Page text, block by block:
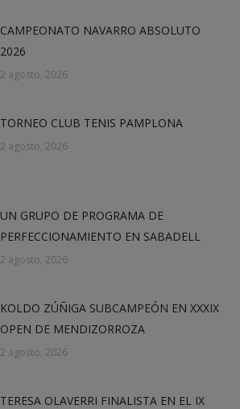
CAMPEONATO NAVARRO ABSOLUTO
2026
2 agosto, 2026
TORNEO CLUB TENIS PAMPLONA
2 agosto, 2026
UN GRUPO DE PROGRAMA DE
PERFECCIONAMIENTO EN SABADELL
2 agosto, 2026
KOLDO ZÚÑIGA SUBCAMPEÓN EN XXXIX
OPEN DE MENDIZORROZA
2 agosto, 2026
TERESA OLAVERRI FINALISTA EN EL IX